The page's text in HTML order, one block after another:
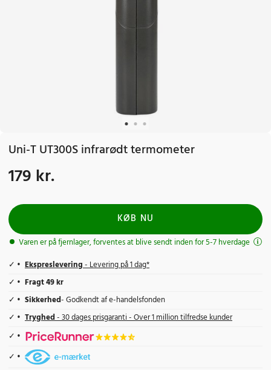
Uni-T UT300S infrarødt termometer
Pris:179 kr.
179 kr.
KØB NU
Varen er på fjernlager, forventes at blive sendt inden for 5-7 hverdage
Ekspreslevering- Levering på 1 dag*
Fragt 49 kr
Sikkerhed- Godkendt af e-handelsfonden
Tryghed- 30 dages prisgaranti - Over 1 million tilfredse kunder